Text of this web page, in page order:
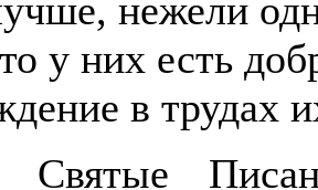
нежели
у них есть
в трудах
Святые